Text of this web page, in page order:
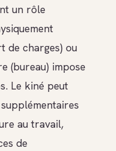
un rôle
de charges) ou
(bureau) impose
Le kiné peut
au travail,
de